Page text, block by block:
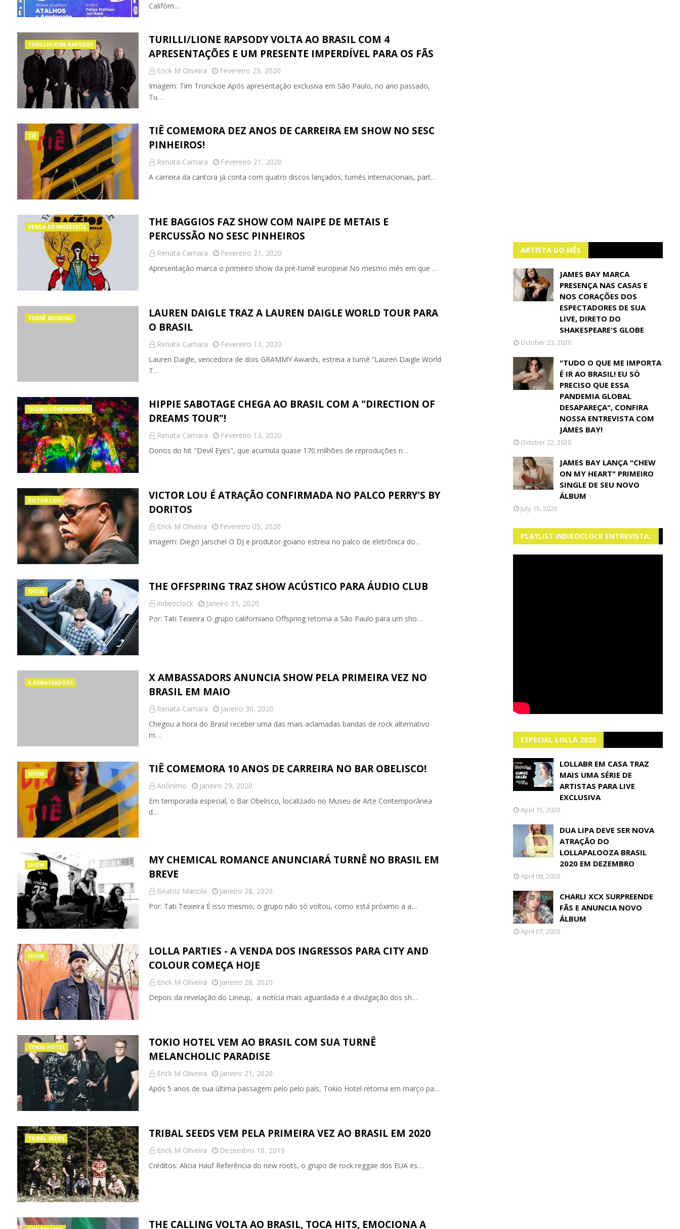
Califórn…
TURILLI/LIONE RAPSODY
TURILLI/LIONE RAPSODY VOLTA AO BRASIL COM 4
APRESENTAÇÕES E UM PRESENTE IMPERDÍVEL PARA OS FÃS
Erick M Oliveira
Fevereiro 25, 2020
Imagem: Tim Tronckoe Após apresentação exclusiva em São Paulo, no ano passado,
Tu…
TIÊ
TIÊ COMEMORA DEZ ANOS DE CARREIRA EM SHOW NO SESC
PINHEIROS!
Renata Camara
Fevereiro 21, 2020
A carreira da cantora já conta com quatro discos lançados, turnês internacionais, part…
VENDA DE INGRESSOS
THE BAGGIOS FAZ SHOW COM NAIPE DE METAIS E
PERCUSSÃO NO SESC PINHEIROS
Renata Camara
Fevereiro 21, 2020
Apresentação marca o primeiro show da pré-turnê europeia! No mesmo mês em que …
TURNÊ MUNDIAL
LAUREN DAIGLE TRAZ A LAUREN DAIGLE WORLD TOUR PARA
O BRASIL
Renata Camara
Fevereiro 13, 2020
Lauren Daigle, vencedora de dois GRAMMY Awards, estreia a turnê “Lauren Daigle World
T…
SHOWS CONFIRMADOS
HIPPIE SABOTAGE CHEGA AO BRASIL COM A "DIRECTION OF
DREAMS TOUR"!
Renata Camara
Fevereiro 13, 2020
Donos do hit "Devil Eyes", que acumula quase 170 milhões de reproduções n…
VICTOR LOU
VICTOR LOU É ATRAÇÃO CONFIRMADA NO PALCO PERRY'S BY
DORITOS
Erick M Oliveira
Fevereiro 05, 2020
Imagem: Diego Jarschel O DJ e produtor goiano estreia no palco de eletrônica do…
SHOW THE OFFSPRING TRAZ SHOW ACÚSTICO PARA ÁUDIO CLUB
indieoclock
Janeiro 31, 2020
Por: Tati Teixeira O grupo californiano Offspring retorna a São Paulo para um sho…
X AMBASSADORS
X AMBASSADORS ANUNCIA SHOW PELA PRIMEIRA VEZ NO
BRASIL EM MAIO
Renata Camara
Janeiro 30, 2020
Chegou a hora do Brasil receber uma das mais aclamadas bandas de rock alternativo
m…
SHOW TIÊ COMEMORA 10 ANOS DE CARREIRA NO BAR OBELISCO!
Anônimo
Janeiro 29, 2020
Em temporada especial, o Bar Obelisco, localizado no Museu de Arte Contemporânea
d…
SHOW
MY CHEMICAL ROMANCE ANUNCIARÁ TURNÊ NO BRASIL EM
BREVE
Beatriz Manola
Janeiro 28, 2020
Por: Tati Teixeira É isso mesmo, o grupo não só voltou, como está próximo a a…
SHOW
LOLLA PARTIES - A VENDA DOS INGRESSOS PARA CITY AND
COLOUR COMEÇA HOJE
Erick M Oliveira
Janeiro 28, 2020
Depois da revelação do Lineup, a notícia mais aguardada é a divulgação dos sh…
TOKIO HOTEL
TOKIO HOTEL VEM AO BRASIL COM SUA TURNÊ
MELANCHOLIC PARADISE
Erick M Oliveira
Janeiro 21, 2020
Após 5 anos de sua última passagem pelo pelo país, Tokio Hotel retorna em março pa…
TRIBAL SEEDS TRIBAL SEEDS VEM PELA PRIMEIRA VEZ AO BRASIL EM 2020
Erick M Oliveira
Dezembro 18, 2019
Créditos: Alicia Hauf Referência do new roots, o grupo de rock reggae dos EUA es…
THE CALLING VOLTA AO BRASIL, TOCA HITS, EMOCIONA A
ARTISTA DO MÊS
JAMES BAY MARCA
PRESENÇA NAS CASAS E
NOS CORAÇÕES DOS
ESPECTADORES DE SUA
LIVE, DIRETO DO
SHAKESPEARE'S GLOBE
October 23, 2020
"TUDO O QUE ME IMPORTA
É IR AO BRASIL! EU SÓ
PRECISO QUE ESSA
PANDEMIA GLOBAL
DESAPAREÇA", CONFIRA
NOSSA ENTREVISTA COM
JAMES BAY!
October 22, 2020
JAMES BAY LANÇA "CHEW
ON MY HEART" PRIMEIRO
SINGLE DE SEU NOVO
ÁLBUM
July 15, 2020
PLAYLIST INDIEOCLOCK ENTREVISTA:
ESPECIAL LOLLA 2020
LOLLABR EM CASA TRAZ
MAIS UMA SÉRIE DE
ARTISTAS PARA LIVE
EXCLUSIVA
April 15, 2020
DUA LIPA DEVE SER NOVA
ATRAÇÃO DO
LOLLAPALOOZA BRASIL
2020 EM DEZEMBRO
April 08, 2020
CHARLI XCX SURPREENDE
FÃS E ANUNCIA NOVO
ÁLBUM
April 07, 2020